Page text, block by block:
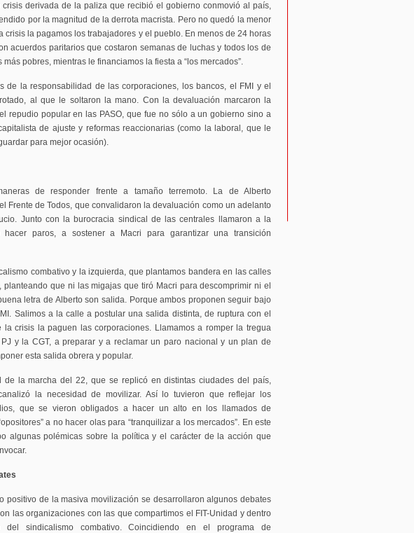
crisis derivada de la paliza que recibió el gobierno conmovió al país,
por la magnitud de la derrota macrista. Pero no quedó la menor
crisis la pagamos los trabajadores y el pueblo. En menos de 24 horas
acuerdos paritarios que costaron semanas de luchas y todos los de
más pobres, mientras le financiamos la fiesta a “los mercados”.
de la responsabilidad de las corporaciones, los bancos, el FMI y el
al que le soltaron la mano. Con la devaluación marcaron la
repudio popular en las PASO, que fue no sólo a un gobierno sino a
de ajuste y reformas reaccionarias (como la laboral, que le
para mejor ocasión).
de responder frente a tamaño terremoto. La de Alberto
Frente de Todos, que convalidaron la devaluación como un adelanto
Junto con la burocracia sindical de las centrales llamaron a la
paros, a sostener a Macri para garantizar una transición
combativo y la izquierda, que plantamos bandera en las calles
planteando que ni las migajas que tiró Macri para descomprimir ni el
letra de Alberto son salida. Porque ambos proponen seguir bajo
Salimos a la calle a postular una salida distinta, de ruptura con el
la crisis la paguen las corporaciones. Llamamos a romper la tregua
y la CGT, a preparar y a reclamar un paro nacional y un plan de
esta salida obrera y popular.
de la marcha del 22, que se replicó en distintas ciudades del país,
la necesidad de movilizar. Así lo tuvieron que reflejar los
que se vieron obligados a hacer un alto en los llamados de
a no hacer olas para “tranquilizar a los mercados”. En este
algunas polémicas sobre la política y el carácter de la acción que
positivo de la masiva movilización se desarrollaron algunos debates
las organizaciones con las que compartimos el FIT-Unidad y dentro
del sindicalismo combativo. Coincidiendo en el programa de